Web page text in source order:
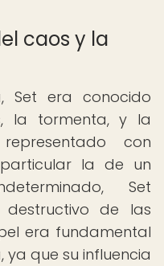
caos y la
Set era conocido
la tormenta, y la
con
la de un
Set
de las
era fundamental
que su influencia